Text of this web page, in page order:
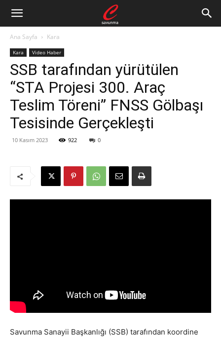
Ana Sayfa Kara
Kara Video Haber
SSB tarafından yürütülen
“STA Projesi 300. Araç
Teslim Töreni” FNSS Gölbaşı
Tesisinde Gerçekleşti
10 Kasım 2023 922 0
Savunma Sanayii Başkanlığı (SSB) tarafından koordine